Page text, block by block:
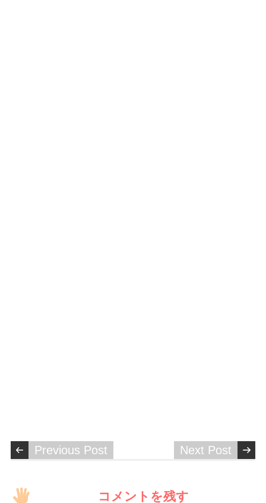
Previous Post Next Post
コメントを残す